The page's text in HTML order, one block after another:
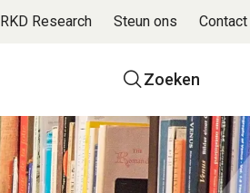
Zoeken
RKD Research Steun ons Contact